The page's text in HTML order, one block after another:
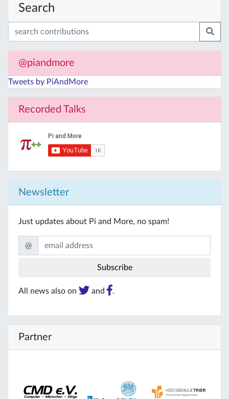
Search
@piandmore
Tweets by PiAndMore
Recorded Talks
Newsletter
Just updates about Pi and More, no spam!
@
All news also on and .
Partner